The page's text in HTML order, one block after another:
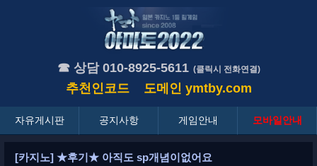
☎ 상담 010-8925-5611 (클릭시 전화연결)
추천인코드 도메인 ymtby.com
자유게시판 공지사항 게임안내 모바일안내
[카지노] ★후기★ 아직도 sp개념이없어요